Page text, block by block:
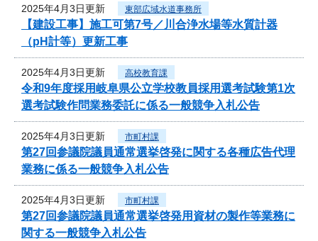
2025年4月3日更新 東部広域水道事務所
【建設工事】施工可第7号／川合浄水場等水質計器
（pH計等）更新工事
2025年4月3日更新 高校教育課
令和9年度採用岐阜県公立学校教員採用選考試験第1次
選考試験作問業務委託に係る一般競争入札公告
2025年4月3日更新 市町村課
第27回参議院議員通常選挙啓発に関する各種広告代理
業務に係る一般競争入札公告
2025年4月3日更新 市町村課
第27回参議院議員通常選挙啓発用資材の製作等業務に
関する一般競争入札公告